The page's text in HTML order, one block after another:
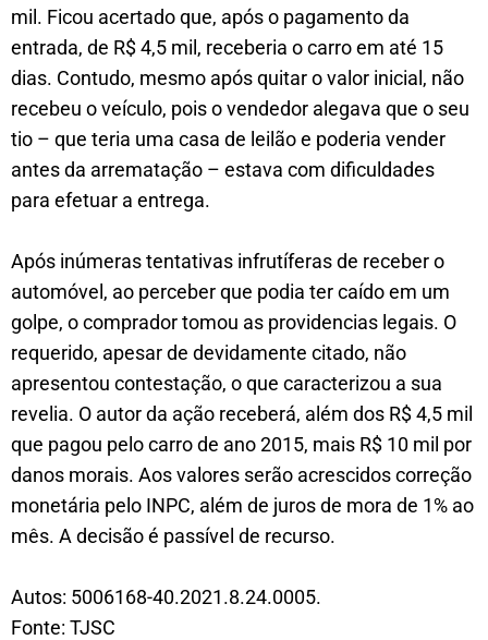
mil. Ficou acertado que, após o pagamento da
entrada, de R$ 4,5 mil, receberia o carro em até 15
dias. Contudo, mesmo após quitar o valor inicial, não
recebeu o veículo, pois o vendedor alegava que o seu
tio – que teria uma casa de leilão e poderia vender
antes da arrematação – estava com dificuldades
para efetuar a entrega.
Após inúmeras tentativas infrutíferas de receber o
automóvel, ao perceber que podia ter caído em um
golpe, o comprador tomou as providencias legais. O
requerido, apesar de devidamente citado, não
apresentou contestação, o que caracterizou a sua
revelia. O autor da ação receberá, além dos R$ 4,5 mil
que pagou pelo carro de ano 2015, mais R$ 10 mil por
danos morais. Aos valores serão acrescidos correção
monetária pelo INPC, além de juros de mora de 1% ao
mês. A decisão é passível de recurso.
Autos: 5006168-40.2021.8.24.0005.
Fonte: TJSC